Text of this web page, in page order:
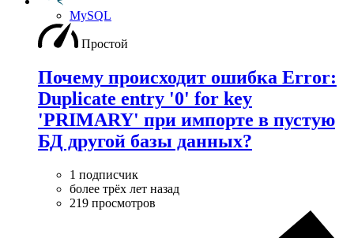
MySQL
Простой
Почему происходит ошибка Error:
Duplicate entry '0' for key
'PRIMARY' при импорте в пустую
БД другой базы данных?
1 подписчик
более трёх лет назад
219 просмотров